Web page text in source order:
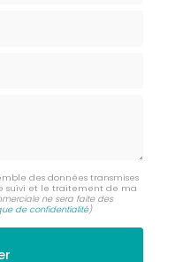
des données transmises
suivi et le traitement de ma
ne sera faite des
de confidentialité)